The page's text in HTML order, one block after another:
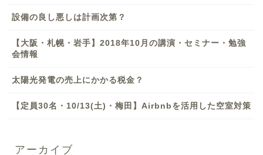
設備の良し悪しは計画次第？
【大阪・札幌・岩手】2018年10月の講演・セミナー・勉強
会情報
太陽光発電の売上にかかる税金？
【定員30名・10/13(土)・梅田】Airbnbを活用した空室対策
アーカイブ